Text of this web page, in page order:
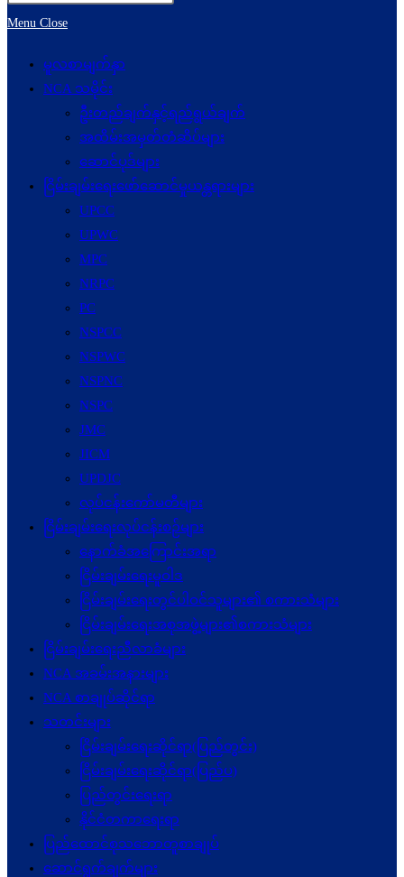
Menu Close
မူလစာမျက်နှာ
NCA သမိုင်း
ဦးတည်ချက်နှင့်ရည်ရွယ်ချက်
အထိမ်းအမှတ်တံဆိပ်များ
ဆောင်ပုဒ်များ
ငြိမ်းချမ်းရေးဖော်‌ဆောင်မှုယန္တရားများ
UPCC
UPWC
MPC
NRPC
PC
NSPCC
NSPWC
NSPNC
NSPC
JMC
JICM
UPDJC
လုပ်ငန်းကော်မတီများ
ငြိမ်းချမ်းရေးလုပ်ငန်းစဉ်များ
နောက်ခံအကြောင်းအရာ
ငြိမ်းချမ်းရေးမူဝါဒ
ငြိမ်းချမ်းရေးတွင်ပါဝင်သူများ၏ စကားသံများ
ငြိမ်းချမ်းရေးအစုအဖွဲ့များ၏စကားသံများ
ငြိမ်းချမ်းရေးညီလာခံများ
NCA အခမ်းအနားများ
NCA စာချုပ်ဆိုင်ရာ
သတင်းများ
ငြိမ်းချမ်းရေးဆိုင်ရာ(ပြည်တွင်း)
ငြိမ်းချမ်းရေးဆိုင်ရာ(ပြည်ပ)
ပြည်တွင်းရေးရာ
နိုင်ငံတကာရေးရာ
ပြည်ထောင်စုသဘောတူစာချုပ်
ဆောင်ရွက်ချက်များ